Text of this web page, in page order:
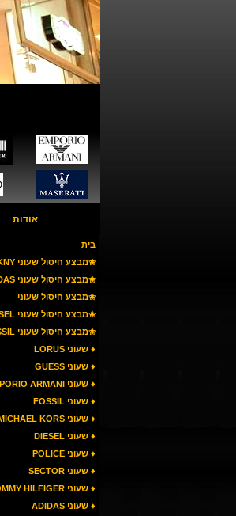
אודות
בית
✬מבצע חיסול שעוני DKNY
✬מבצע חיסול שעוני ADIDAS
✬מבצע חיסול שעוני
ARMANI
✬מבצע חיסול שעוני DIESEL
✬מבצע חיסול שעוני FOSSIL
♦ שעוני LORUS
♦ שעוני GUESS
♦ שעוני EMPORIO ARMANI
♦ שעוני FOSSIL
♦ שעוני MICHAEL KORS
♦ שעוני DIESEL
♦ שעוני POLICE
♦ שעוני SECTOR
♦ שעוני TOMMY HILFIGER
♦ שעוני ADIDAS